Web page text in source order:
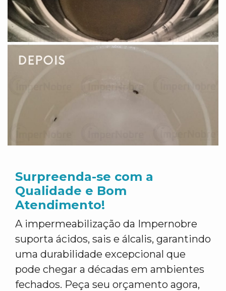
Surpreenda-se com a
Qualidade e Bom
Atendimento!
A impermeabilização da Impernobre
suporta ácidos, sais e álcalis, garantindo
uma durabilidade excepcional que
pode chegar a décadas em ambientes
fechados. Peça seu orçamento agora,